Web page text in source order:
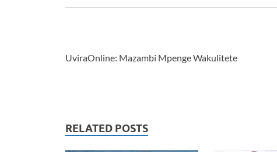
UviraOnline: Mazambi Mpenge Wakulitete
RELATED POSTS